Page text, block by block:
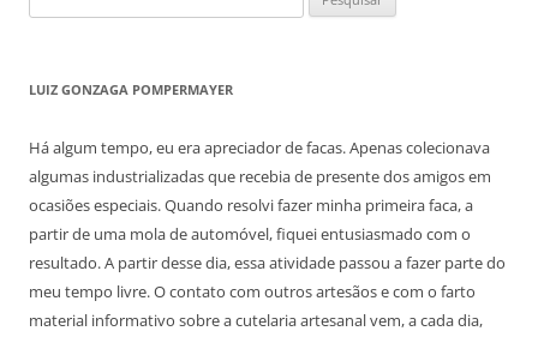
por:
LUIZ GONZAGA POMPERMAYER
Há algum tempo, eu era apreciador de facas. Apenas colecionava
algumas industrializadas que recebia de presente dos amigos em
ocasiões especiais. Quando resolvi fazer minha primeira faca, a
partir de uma mola de automóvel, fiquei entusiasmado com o
resultado. A partir desse dia, essa atividade passou a fazer parte do
meu tempo livre. O contato com outros artesãos e com o farto
material informativo sobre a cutelaria artesanal vem, a cada dia,